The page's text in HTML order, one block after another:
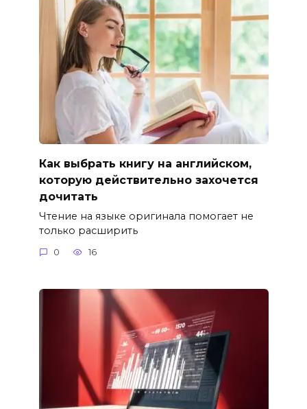
Как выбрать книгу на английском,
которую действительно захочется
дочитать
Чтение на языке оригинала помогает не
только расширить
0 16